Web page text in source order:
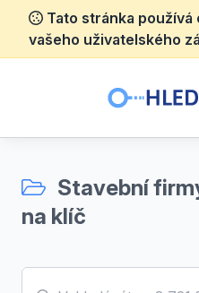
Tato stránka
vašeho uživatelského
Stavební
na klíč